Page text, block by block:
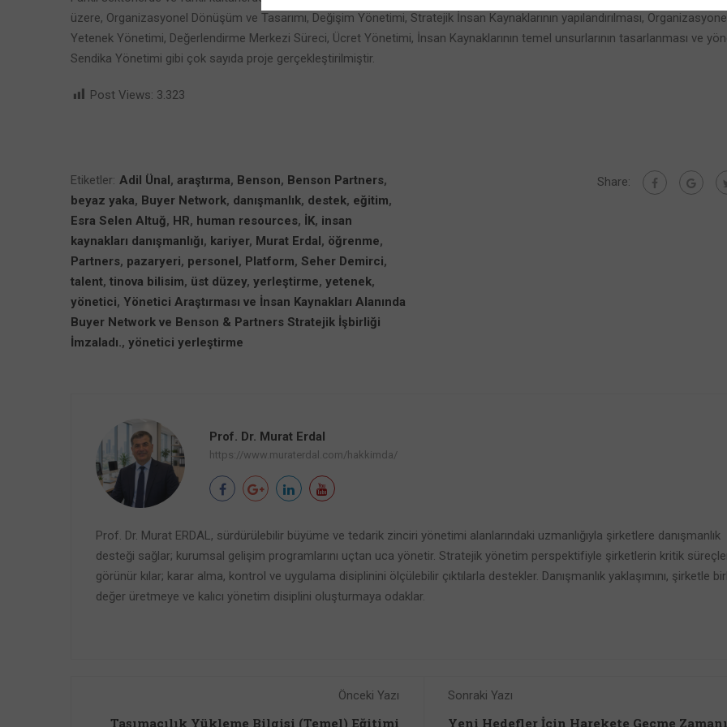
üzere, Organizasyonel Dönüşüm ve Tasarımı, Değişim Yönetimi, Stratejik İnsan Kaynaklarının yapılandırılması,
Yetenek Yönetimi, Değerlendirme Merkezi Süreci, Ücret Yönetimi, İnsan Kaynaklarının temel unsurlarının tasarlanması ve
Sendika Yönetimi gibi çok sayıda proje gerçekleştirilmiştir.
Post Views: 3.323
Etiketler: Adil Ünal, araştırma, Benson, Benson Partners,
beyaz yaka, Buyer Network, danışmanlık, destek, eğitim,
Esra Selen Altuğ, HR, human resources, İK, insan
kaynakları danışmanlığı, kariyer, Murat Erdal, öğrenme,
Partners, pazaryeri, personel, Platform, Seher Demirci,
talent, tinova bilisim, üst düzey, yerleştirme, yetenek,
yönetici, Yönetici Araştırması ve İnsan Kaynakları Alanında
Buyer Network ve Benson & Partners Stratejik İşbirliği
İmzaladı., yönetici yerleştirme
Share:
Prof. Dr. Murat Erdal
https://www.muraterdal.com/hakkimda/
Prof. Dr. Murat ERDAL, sürdürülebilir büyüme ve tedarik zinciri yönetimi alanlarındaki uzmanlığıyla şirketlere danışmanlık
desteği sağlar; kurumsal gelişim programlarını uçtan uca yönetir. Stratejik yönetim perspektifiyle şirketlerin kritik
görünür kılar; karar alma, kontrol ve uygulama disiplinini ölçülebilir çıktılarla destekler. Danışmanlık yaklaşımını, şirketle
değer üretmeye ve kalıcı yönetim disiplini oluşturmaya odaklar.
Önceki Yazı
Taşımacılık Yükleme Bilgisi (Temel) Eğitimi
Sonraki Yazı
Yeni Hedefler İçin Harekete Geçme Zamanı